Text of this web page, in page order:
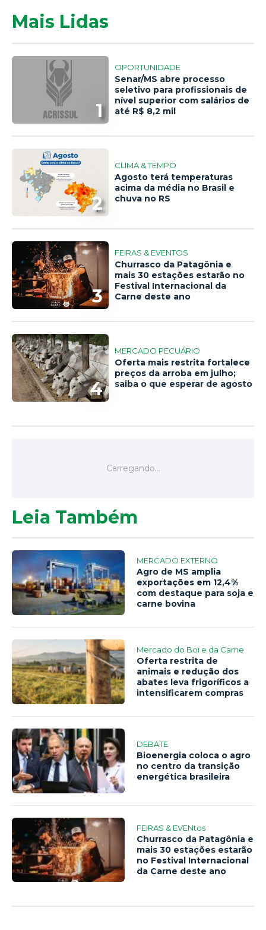
Mais Lidas
1
OPORTUNIDADE
Senar/MS abre processo
seletivo para profissionais de
nível superior com salários de
até R$ 8,2 mil
2
CLIMA & TEMPO
Agosto terá temperaturas
acima da média no Brasil e
chuva no RS
3
FEIRAS & EVENTOS
Churrasco da Patagônia e
mais 30 estações estarão no
Festival Internacional da
Carne deste ano
4
MERCADO PECUÁRIO
Oferta mais restrita fortalece
preços da arroba em julho;
saiba o que esperar de agosto
Leia Também
MERCADO EXTERNO
Agro de MS amplia
exportações em 12,4%
com destaque para soja e
carne bovina
Mercado do Boi e da Carne
Oferta restrita de
animais e redução dos
abates leva frigoríficos a
intensificarem compras
DEBATE
Bioenergia coloca o agro
no centro da transição
energética brasileira
FEIRAS & EVENtos
Churrasco da Patagônia e
mais 30 estações estarão
no Festival Internacional
da Carne deste ano